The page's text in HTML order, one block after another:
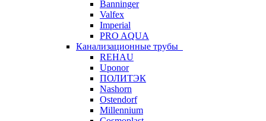
Banninger
Valfex
Imperial
PRO AQUA
Канализационные трубы
REHAU
Uponor
ПОЛИТЭК
Nashorn
Ostendorf
Millennium